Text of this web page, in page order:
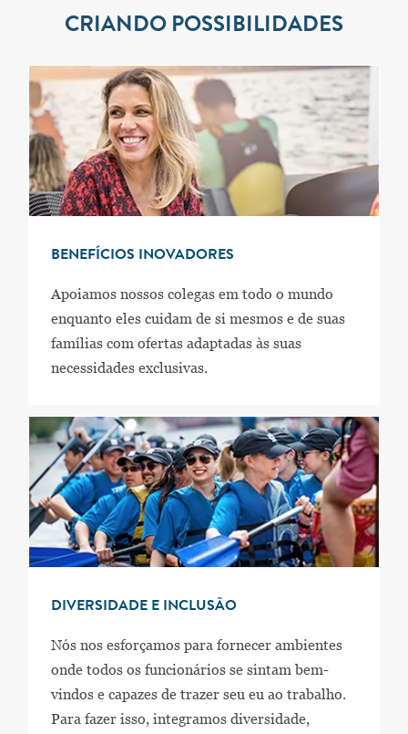
CRIANDO POSSIBILIDADES
BENEFÍCIOS INOVADORES
Apoiamos nossos colegas em todo o mundo
enquanto eles cuidam de si mesmos e de suas
famílias com ofertas adaptadas às suas
necessidades exclusivas.
DIVERSIDADE E INCLUSÃO
Nós nos esforçamos para fornecer ambientes
onde todos os funcionários se sintam bem-
vindos e capazes de trazer seu eu ao trabalho.
Para fazer isso, integramos diversidade,